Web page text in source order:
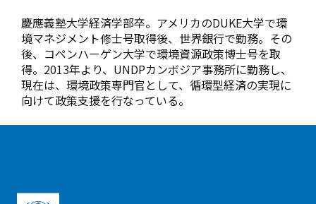
慶應義塾大学経済学部卒。アメリカのDUKE大学で環
境マネジメント修士号取得後、世界銀行で勤務。その
後、コペンハーゲン大学で環境資源政策博士号を取
得。2013年より、UNDPカンボジア事務所に勤務し、
現在は、環境政策専門官として、循環型経済の実現に
向けて政策支援を行なっている。